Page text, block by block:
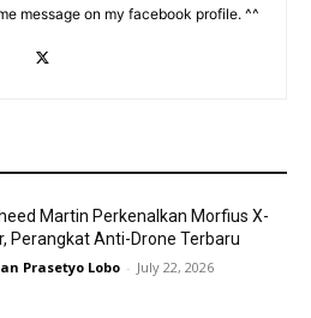
message on my facebook profile. ^^
Martin Perkenalkan Morfius X-
Perangkat Anti-Drone Terbaru
Prasetyo Lobo - July 22, 2026